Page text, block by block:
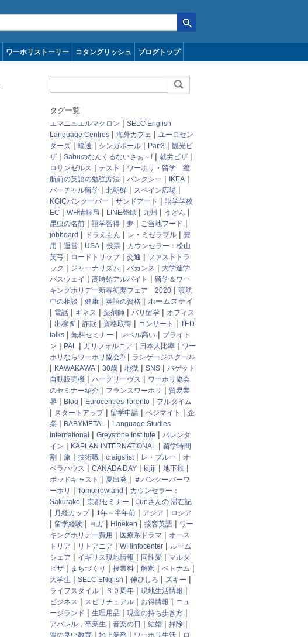
ワーホリストーリー コタングリッシュ ブログトップ
タグ一覧
エマニュエルマクロン | SELC English
Language Centres | 海外カフェ | ユーロセン
ターズ | 輸送 | シンガポール | Part3 | 観光ビ
ザ | Sabuのなんくるないさぁ～! | 就労ビザ |
ロサンゼルス | テスト | ワーホリ・留学 渡
航前の英語の勉強方法 | バンクシー | IKEA |
バーチャル留学 | 北朝鮮 | スペイン広場 |
KGICバンクーバー | サンドアート | 語学学校
EC | WH情報局 | LINE登録 | 九州 | うどん |
昆虫の名前 | 語学習得 | 夢 | ご当地フード |
jobboard | ドラえもん | レ・ミゼラブル | 費
用 | 運営 | USA | 投票 | カウンセラー：松山
芙弓 | ロードトリップ| 交通 | ファストトラ
ック | ジャーナリズム | バカンス | 大学進学
パスウェイ | 高時給アルバイト | 留学＆ワー
キングホリデー新春初夢フェア 2020 | 渡航
中の相談 | 健康 | 英語の資格 | ホームステイ
| 電話 | ギネス | 薬剤師 | パリ留学 | オフィス
| 出稼ぎ | 詐欺 | 資格取得 | コンサート | TED
talks | 無料セミナー | レベル高い | ブライト
ン | PAL | カリフォルニア | 日本人比率 | ワー
ホリならワーホリ協会® | ランゲージスクール
| KAWAKAWA | 30歳 | 地獄 | SNS | バゲット
自動販売機 | ハーグリーヴス | ワーホリ協会
のセミナー紹介 | フランスワーホリ | 貿易業
界 | Blog | Eurocentres Toronto | フルタイム
| スタートアップ| 留学申請 | ベジマイト | 企
業 | BABYMETAL | Language Studies
International | Greystone Institute | バレンタ
イン | KAPLAN INTERNATIONAL | 留学時間
割 | 旅 | 技術職 | craigslist | レ・ブルー | オ
ペラハウス | CANADA DAY | kijiji | 地下鉄 |
ポッドキャスト | 夏出発 | ＃バンクーバーワ
ーホリ | Tomorrowland | カウンセラー：
Sakurako | 京都セミナー | Junさんの 滞在記
| 月経カップ| 1年～半年前 | アジア | ロシア
| 留学経験 | ヨガ | Hineken | 接客英語 | ワー
キングホリデー費用 | 医療系ドラマ | オース
トリア | リトアニア | WHinfocenter | ルーム
シェア | イギリス現地情報 | 同性愛 | マルタ
ビザ | まちづくり | 授業料 | 解釈 | ベトナム |
大学生 | SELC ENglish | 伸びしろ | スキー |
ライフスタイル | ３０周年 | 現地生活情報 |
ビジネス | スピリチュアル | お得情報 | ニュ
ージランド | 生理用品 | 現金の持ち歩き方 |
アパレル，卒業生 | 音楽の日 | 結婚 | 掃除 |
質の良い教育 | 地上業務 | ワーホリ生活 | ロ